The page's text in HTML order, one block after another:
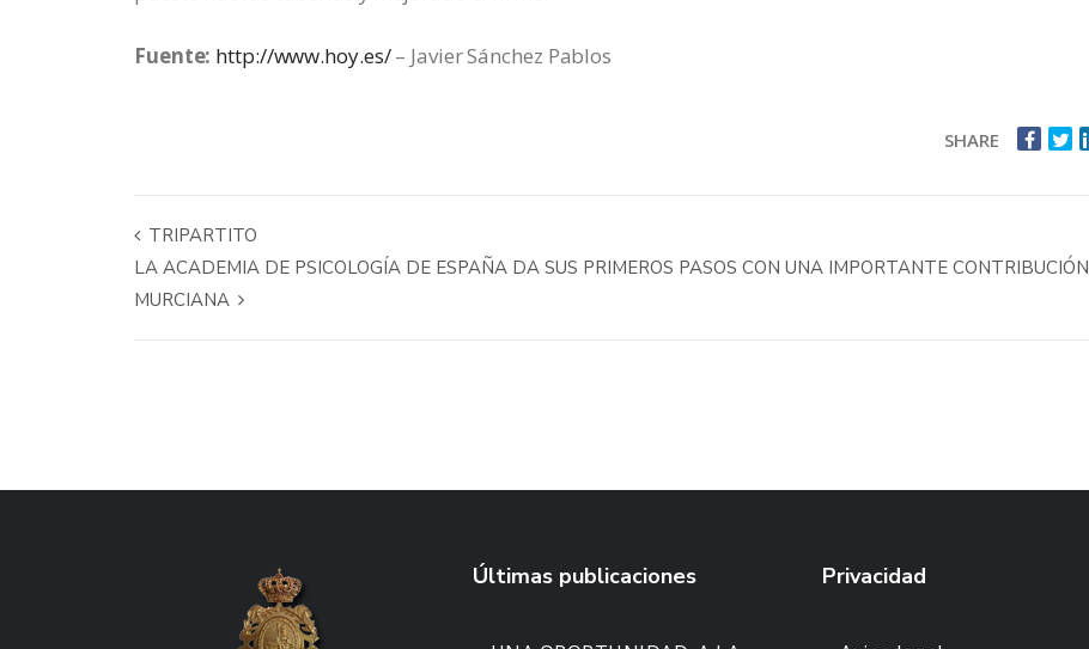
Fuente: http://www.hoy.es/– Javier Sánchez Pablos
SHARE
TRIPARTITO
LA ACADEMIA DE PSICOLOGÍA DE ESPAÑA DA SUS PRIMEROS PASOS CON UNA IMPORTANTE CONTRIBUCIÓN
MURCIANA
Últimas publicaciones Privacidad